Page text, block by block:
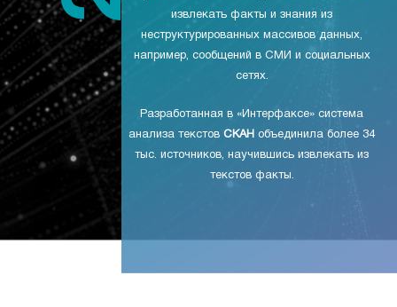
извлекать факты и знания из
неструктурированных массивов данных,
например, сообщений в СМИ и социальных
сетях.
Разработанная в «Интерфаксе» система
анализа текстов СКАН объединила более 34
тыс. источников, научившись извлекать из
текстов факты.